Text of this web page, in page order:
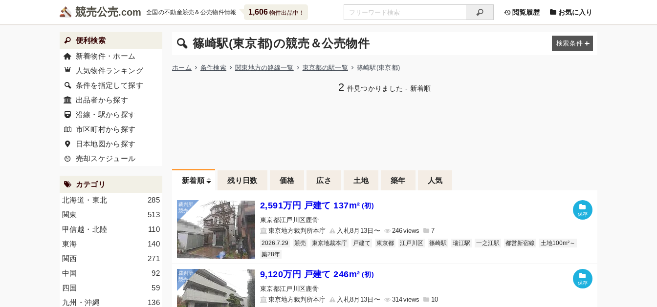
競売公売 全国の不動産競売＆公売物件情報 1,606物件出品中！ 閲覧履歴 お気に入り
篠崎駅(東京都)の競売＆公売物件
ホーム 条件検索 関東地方の路線一覧 東京都の駅一覧 篠崎駅(東京都)
2 件見つかりました - 新着順
新着順 残り日数 価格 広さ 土地 築年 人気
2,591万円 戸建て 137m² (初)
東京都江戸川区鹿骨
東京地方裁判所本庁
入札8月13日〜 246 7
2026.7.29 競売 東京地裁本庁 戸建て 東京都 江戸川区 篠崎駅 瑞江駅 一之江駅 都営新宿線
土地100m²～
築28年
9,120万円 戸建て 246m² (初)
東京都江戸川区鹿骨
東京地方裁判所本庁
入札8月13日〜 314 10
便利検索
新着物件・ホーム
人気物件ランキング
条件を指定して探す
出品者から探す
沿線・駅から探す
市区町村から探す
日本地図から探す
売却スケジュール
カテゴリ
285
北海道・東北
513
関東
110
甲信越・北陸
140
東海
271
関西
92
中国
59
四国
136
九州・沖縄